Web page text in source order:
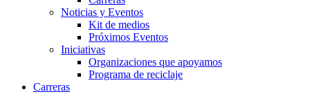
Noticias y Eventos
Kit de medios
Próximos Eventos
Iniciativas
Organizaciones que apoyamos
Programa de reciclaje
Carreras